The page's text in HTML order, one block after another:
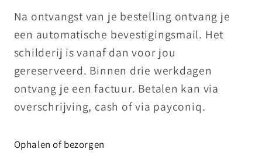
Na ontvangst van je bestelling ontvang je
een automatische bevestigingsmail. Het
schilderij is vanaf dan voor jou
gereserveerd. Binnen drie werkdagen
ontvang je een factuur. Betalen kan via
overschrijving, cash of via payconiq.
Ophalen of bezorgen